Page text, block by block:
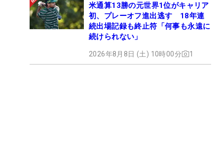
米通算13勝の元世界1位がキャリア
初、プレーオフ進出逃す 18年連
続出場記録も終止符「何事も永遠に
続けられない」
2026年8月8日 (土) 10時00分 1